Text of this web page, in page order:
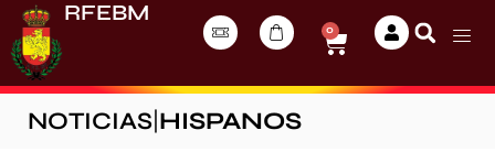
RFEBM
0
NOTICIAS HISPANOS